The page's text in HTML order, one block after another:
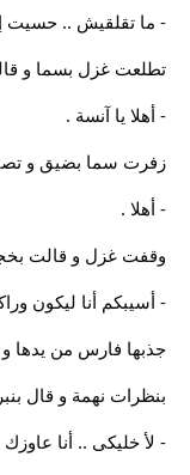
- ما تقلقيش .. حسيت
تطلعت غزل بسما و
- أهلا يا آنسة .
زفرت سما بضيق و
- أهلا .
وقفت غزل و قالت
- أسيبكم أنا ليكون
جذبها فارس من يدها
بنظرات نهمة و قال
- ﻷ خليكى .. أنا